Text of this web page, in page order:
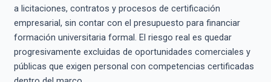
a licitaciones, contratos y procesos de certificación
empresarial, sin contar con el presupuesto para financiar
formación universitaria formal. El riesgo real es quedar
progresivamente excluidas de oportunidades comerciales y
públicas que exigen personal con competencias certificadas